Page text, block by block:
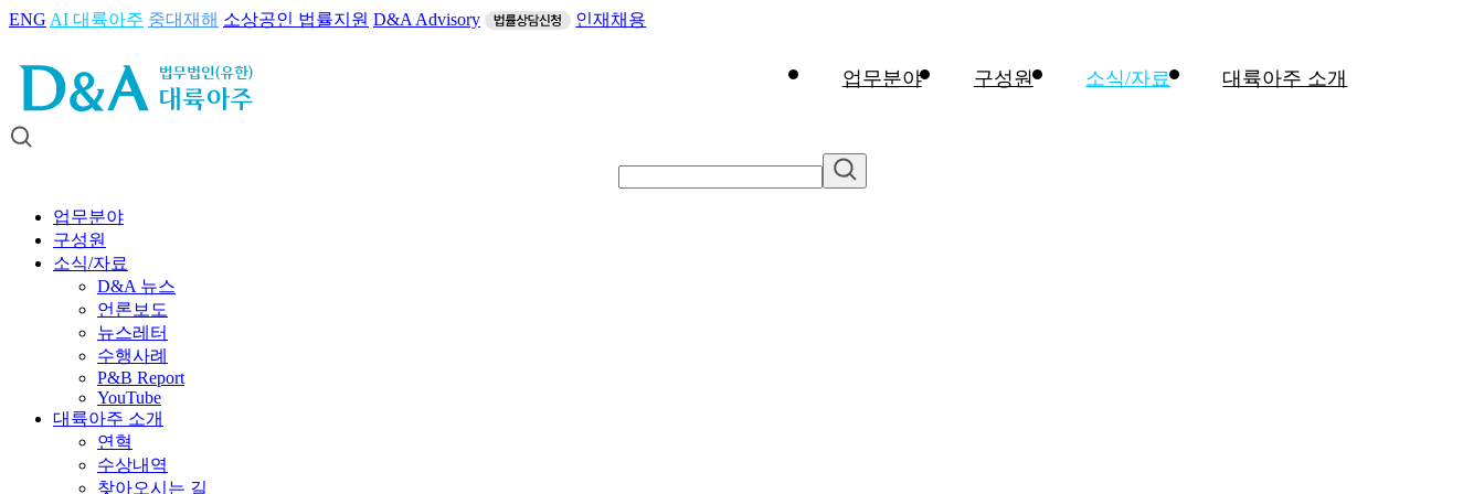
ENG AI 대륙아주 중대재해 소상공인 법률지원 D&A Advisory 인재채용
업무분야 구성원 소식/자료 대륙아주 소개
업무분야
구성원
소식/자료
D&A 뉴스
언론보도
뉴스레터
수행사례
P&B Report
YouTube
대륙아주 소개
연혁
수상내역
찾아오시는 길